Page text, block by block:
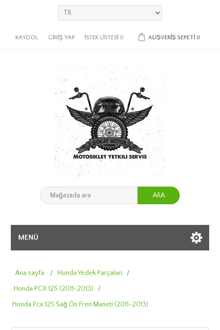
KAYDOL GIRIŞ YAP İSTEK LISTESI 0 ALIŞVERIŞ SEPETI 0
ARA
MENÜ
Ana sayfa / Honda Yedek Parçaları
/
Honda PCX 125 (2011-2013)
/
Honda Pcx 125 Sağ Ön Fren Maneti (2011-2013)